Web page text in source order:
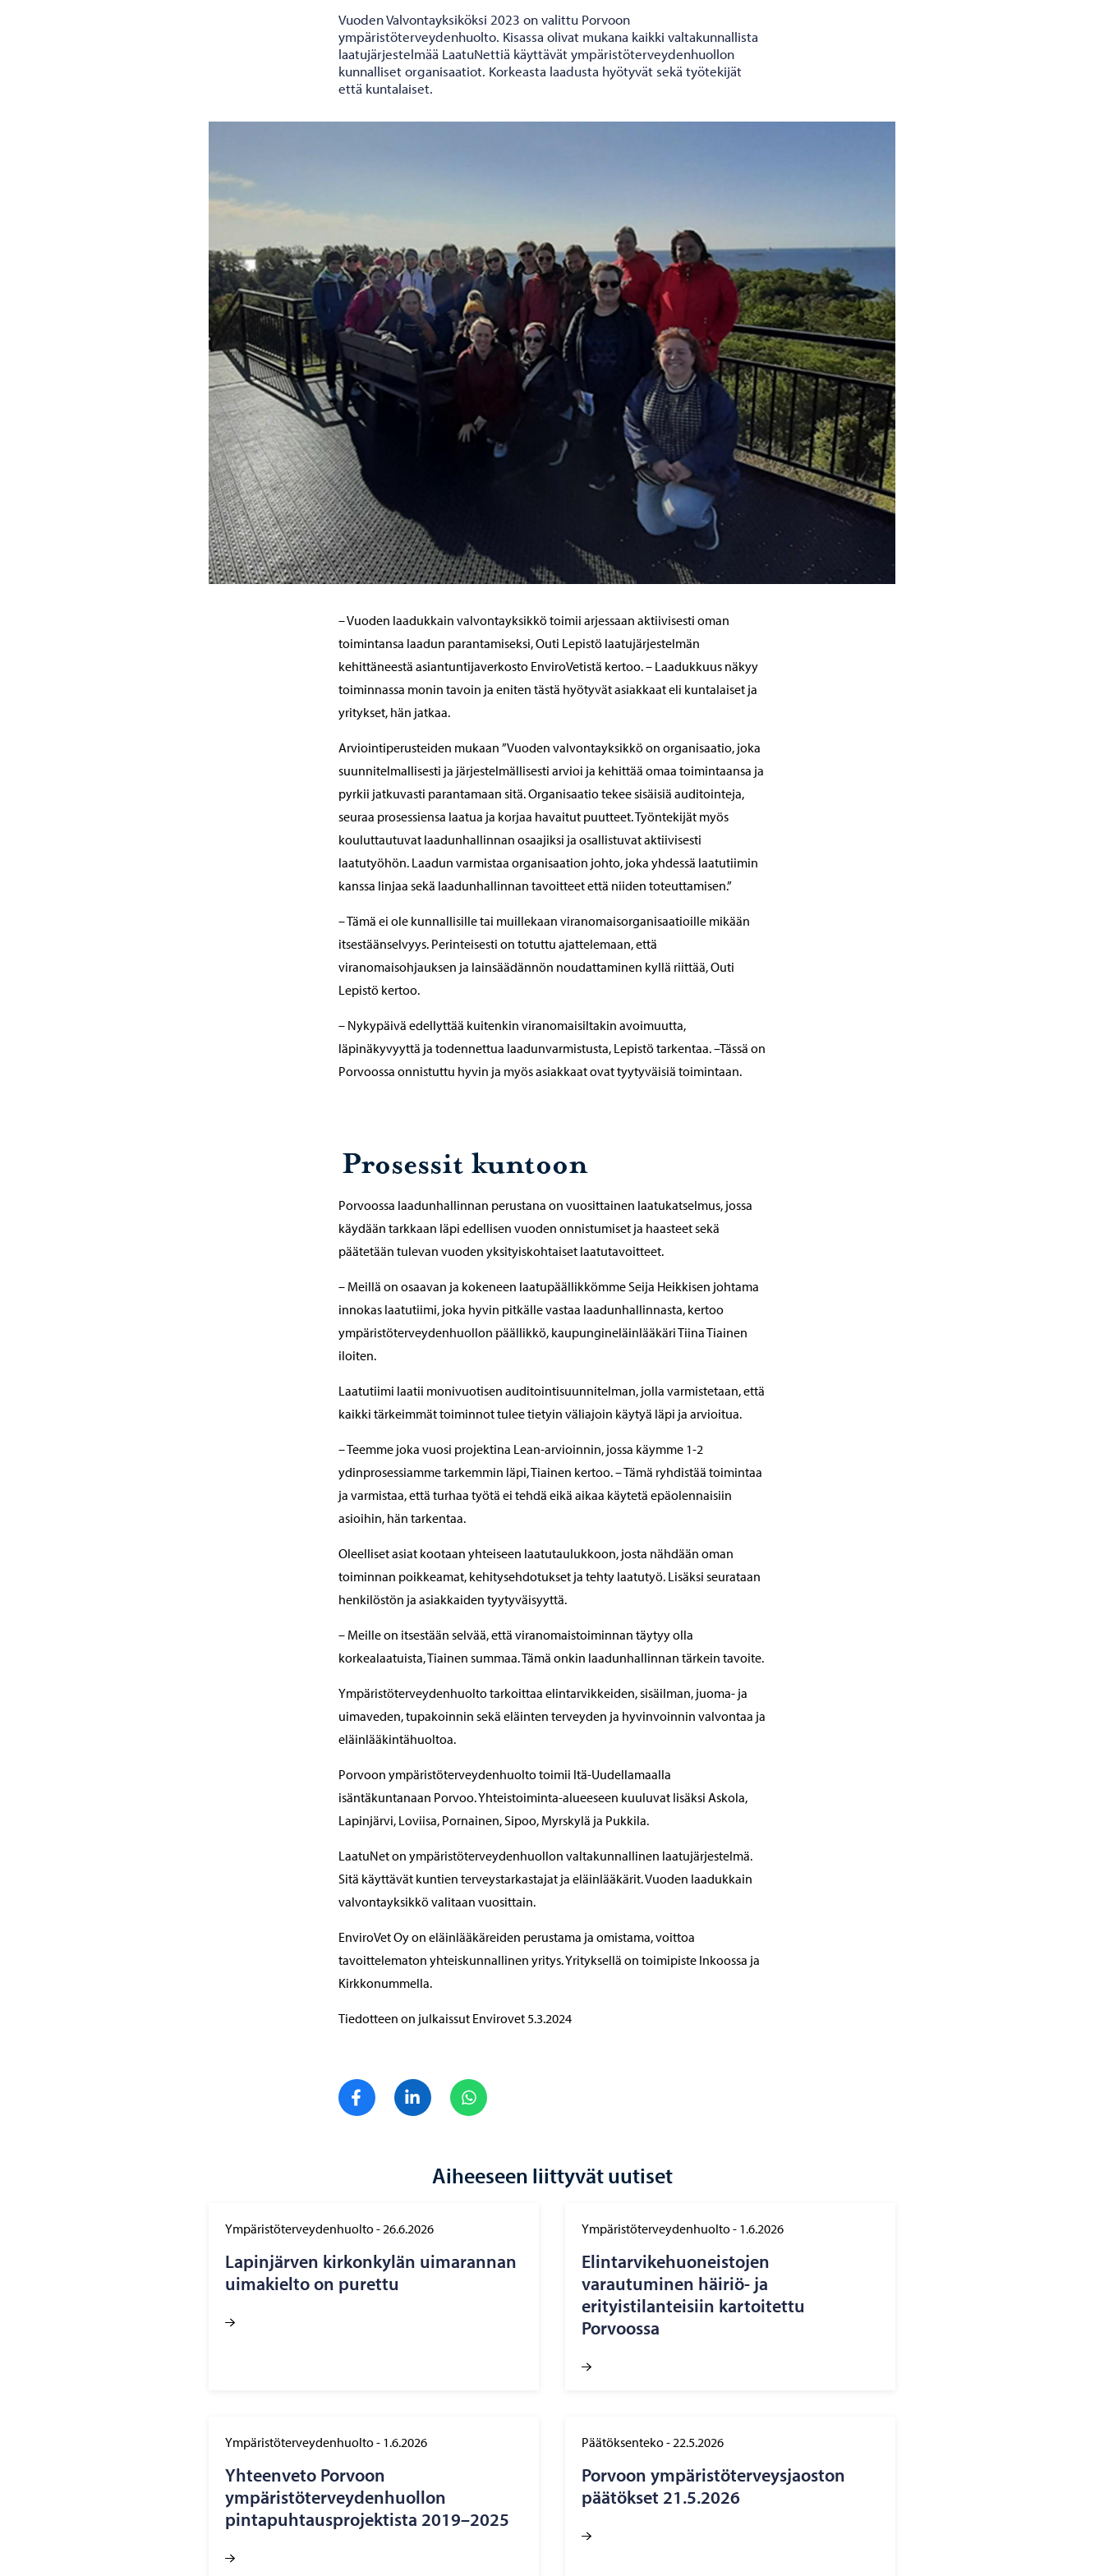
Vuoden Valvontayksiköksi 2023 on valittu Porvoon
ympäristöterveydenhuolto. Kisassa olivat mukana kaikki valtakunnallista
laatujärjestelmää LaatuNettiä käyttävät ympäristöterveydenhuollon
kunnalliset organisaatiot. Korkeasta laadusta hyötyvät sekä työtekijät
että kuntalaiset.
– Vuoden laadukkain valvontayksikkö toimii arjessaan aktiivisesti oman
toimintansa laadun parantamiseksi, Outi Lepistö laatujärjestelmän
kehittäneestä asiantuntijaverkosto EnviroVetistä kertoo. – Laadukkuus näkyy
toiminnassa monin tavoin ja eniten tästä hyötyvät asiakkaat eli kuntalaiset ja
yritykset, hän jatkaa.
Arviointiperusteiden mukaan ”Vuoden valvontayksikkö on organisaatio, joka
suunnitelmallisesti ja järjestelmällisesti arvioi ja kehittää omaa toimintaansa ja
pyrkii jatkuvasti parantamaan sitä. Organisaatio tekee sisäisiä auditointeja,
seuraa prosessiensa laatua ja korjaa havaitut puutteet. Työntekijät myös
kouluttautuvat laadunhallinnan osaajiksi ja osallistuvat aktiivisesti
laatutyöhön. Laadun varmistaa organisaation johto, joka yhdessä laatutiimin
kanssa linjaa sekä laadunhallinnan tavoitteet että niiden toteuttamisen.”
– Tämä ei ole kunnallisille tai muillekaan viranomaisorganisaatioille mikään
itsestäänselvyys. Perinteisesti on totuttu ajattelemaan, että
viranomaisohjauksen ja lainsäädännön noudattaminen kyllä riittää, Outi
Lepistö kertoo.
– Nykypäivä edellyttää kuitenkin viranomaisiltakin avoimuutta,
läpinäkyvyyttä ja todennettua laadunvarmistusta, Lepistö tarkentaa. –Tässä on
Porvoossa onnistuttu hyvin ja myös asiakkaat ovat tyytyväisiä toimintaan.
Prosessit kuntoon
Porvoossa laadunhallinnan perustana on vuosittainen laatukatselmus, jossa
käydään tarkkaan läpi edellisen vuoden onnistumiset ja haasteet sekä
päätetään tulevan vuoden yksityiskohtaiset laatutavoitteet.
– Meillä on osaavan ja kokeneen laatupäällikkömme Seija Heikkisen johtama
innokas laatutiimi, joka hyvin pitkälle vastaa laadunhallinnasta, kertoo
ympäristöterveydenhuollon päällikkö, kaupungineläinlääkäri Tiina Tiainen
iloiten.
Laatutiimi laatii monivuotisen auditointisuunnitelman, jolla varmistetaan, että
kaikki tärkeimmät toiminnot tulee tietyin väliajoin käytyä läpi ja arvioitua.
– Teemme joka vuosi projektina Lean-arvioinnin, jossa käymme 1-2
ydinprosessiamme tarkemmin läpi, Tiainen kertoo. – Tämä ryhdistää toimintaa
ja varmistaa, että turhaa työtä ei tehdä eikä aikaa käytetä epäolennaisiin
asioihin, hän tarkentaa.
Oleelliset asiat kootaan yhteiseen laatutaulukkoon, josta nähdään oman
toiminnan poikkeamat, kehitysehdotukset ja tehty laatutyö. Lisäksi seurataan
henkilöstön ja asiakkaiden tyytyväisyyttä.
– Meille on itsestään selvää, että viranomaistoiminnan täytyy olla
korkealaatuista, Tiainen summaa. Tämä onkin laadunhallinnan tärkein tavoite.
Ympäristöterveydenhuolto tarkoittaa elintarvikkeiden, sisäilman, juoma- ja
uimaveden, tupakoinnin sekä eläinten terveyden ja hyvinvoinnin valvontaa ja
eläinlääkintähuoltoa.
Porvoon ympäristöterveydenhuolto toimii Itä-Uudellamaalla
isäntäkuntanaan Porvoo. Yhteistoiminta-alueeseen kuuluvat lisäksi Askola,
Lapinjärvi, Loviisa, Pornainen, Sipoo, Myrskylä ja Pukkila.
LaatuNet on ympäristöterveydenhuollon valtakunnallinen laatujärjestelmä.
Sitä käyttävät kuntien terveystarkastajat ja eläinlääkärit. Vuoden laadukkain
valvontayksikkö valitaan vuosittain.
EnviroVet Oy on eläinlääkäreiden perustama ja omistama, voittoa
tavoittelematon yhteiskunnallinen yritys. Yrityksellä on toimipiste Inkoossa ja
Kirkkonummella.
Tiedotteen on julkaissut Envirovet 5.3.2024
Jaa FacebookJaa LinkedIn
Aiheeseen liittyvät uutiset
Ympäristöterveydenhuolto-26.6.2026
Lapinjärven kirkonkylän uimarannan
uimakielto on purettu
Ympäristöterveydenhuolto- 1.6.2026
Elintarvikehuoneistojen
varautuminen häiriö- ja
erityistilanteisiin kartoitettu
Porvoossa
Ympäristöterveydenhuolto- 1.6.2026
Yhteenveto Porvoon
ympäristöterveydenhuollon
pintapuhtausprojektista 2019–2025
Päätöksenteko-22.5.2026
Porvoon ympäristöterveysjaoston
päätökset 21.5.2026